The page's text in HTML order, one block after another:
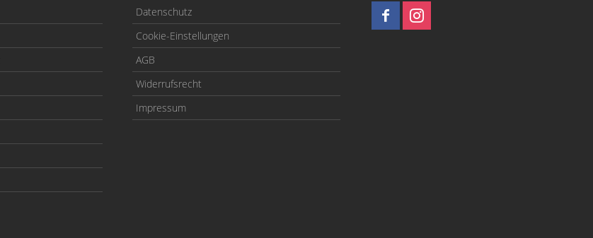
Datenschutz
Cookie-Einstellungen
AGB
Widerrufsrecht
Impressum